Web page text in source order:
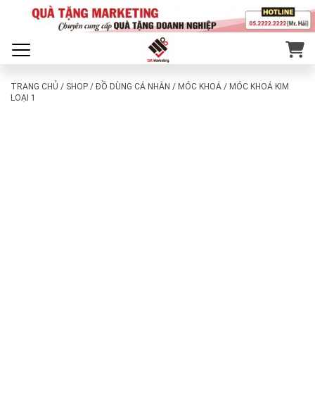
TRANG CHỦ / SHOP / ĐỒ DÙNG CÁ NHÂN / MÓC KHOÁ / MÓC KHOÁ KIM
LOẠI 1